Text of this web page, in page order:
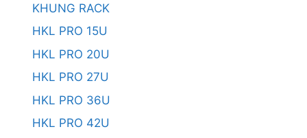
KHUNG RACK
HKL PRO 15U
HKL PRO 20U
HKL PRO 27U
HKL PRO 36U
HKL PRO 42U